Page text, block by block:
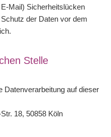
Mail) Sicherheitslücken
der Daten vor dem
Stelle
Datenverarbeitung auf dieser
18, 50858 Köln